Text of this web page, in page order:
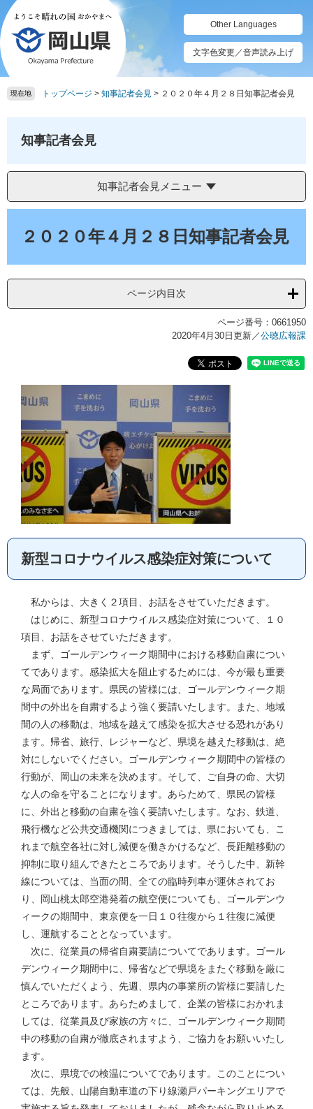
ペ
ー
ジ
の
先
頭
メ
ニ
ュ
ー
を
飛
Other Languages
文字色変更／音声読み上げ
現在地 トップページ > 知事記者会見 > ２０２０年４月２８日知事記者会見
知事記者会見
知事記者会見メニュー
２０２０年４月２８日知事記者会見
ページ内目次
ページ番号：0661950
2020年4月30日更新／公聴広報課
新型コロナウイルス感染症対策について
私からは、大きく２項目、お話をさせていただきます。
はじめに、新型コロナウイルス感染症対策について、１０
項目、お話をさせていただきます。
まず、ゴールデンウィーク期間中における移動自粛につい
てであります。感染拡大を阻止するためには、今が最も重要
な局面であります。県民の皆様には、ゴールデンウィーク期
間中の外出を自粛するよう強く要請いたします。また、地域
間の人の移動は、地域を越えて感染を拡大させる恐れがあり
ます。帰省、旅行、レジャーなど、県境を越えた移動は、絶
対にしないでください。ゴールデンウィーク期間中の皆様の
行動が、岡山の未来を決めます。そして、ご自身の命、大切
な人の命を守ることになります。あらためて、県民の皆様
に、外出と移動の自粛を強く要請いたします。なお、鉄道、
飛行機など公共交通機関につきましては、県においても、こ
れまで航空各社に対し減便を働きかけるなど、長距離移動の
抑制に取り組んできたところであります。そうした中、新幹
線については、当面の間、全ての臨時列車が運休されてお
り、岡山桃太郎空港発着の航空便についても、ゴールデンウ
ィークの期間中、東京便を一日１０往復から１往復に減便
し、運航することとなっています。
次に、従業員の帰省自粛要請についてであります。ゴール
デンウィーク期間中に、帰省などで県境をまたぐ移動を厳に
慎んでいただくよう、先週、県内の事業所の皆様に要請した
ところであります。あらためまして、企業の皆様におかれま
しては、従業員及び家族の方々に、ゴールデンウィーク期間
中の移動の自粛が徹底されますよう、ご協力をお願いいたし
ます。
次に、県境での検温についてであります。このことについ
ては、先般、山陽自動車道の下り線瀬戸パーキングエリアで